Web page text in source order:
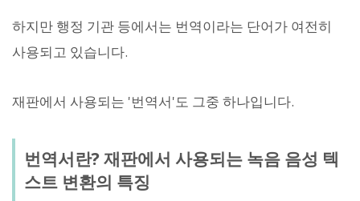
하지만 행정 기관 등에서는 번역이라는 단어가 여전히
사용되고 있습니다.
재판에서 사용되는 '번역서'도 그중 하나입니다.
번역서란? 재판에서 사용되는 녹음 음성 텍
스트 변환의 특징